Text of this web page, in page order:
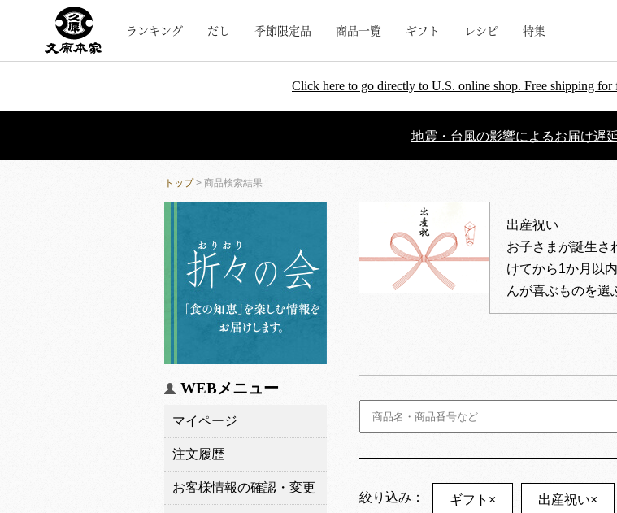
ランキング だし 季節限定品 商品一覧 ギフト レシピ 特集
Click here to go directly to U.S. online shop. Free shipping for
地震・台風の影響によるお届け遅
トップ> 商品検索結果
WEBメニュー
マイページ
注文履歴
お客様情報の確認・変更
出産祝い
お子さまが誕生さ
けてから1か月以
んが喜ぶものを選
絞り込み： ギフト × 出産祝い×